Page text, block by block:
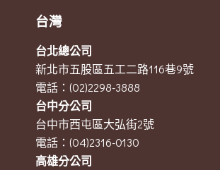
台灣
台北總公司
新北市五股區五工二路116巷9號
電話：(02)2298-3888
台中分公司
台中市西屯區大弘街2號
電話：(04)2316-0130
高雄分公司